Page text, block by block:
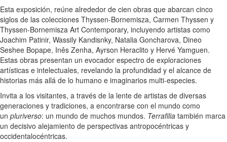
Esta exposición, reúne alrededor de cien obras que abarcan cinco
siglos de las colecciones Thyssen-Bornemisza, Carmen Thyssen y
Thyssen-Bornemisza Art Contemporary, incluyendo artistas como
Joachim Patinir, Wassily Kandisnky, Natalia Goncharova, Dineo
Seshee Bopape, Inês Zenha, Ayrson Heraclito y Hervé Yamguen.
Estas obras presentan un evocador espectro de exploraciones
artísticas e intelectuales, revelando la profundidad y el alcance de
historias más allá de lo humano e imaginarios multi-especies.
Invita a los visitantes, a través de la lente de artistas de diversas
generaciones y tradiciones, a encontrarse con el mundo como
un pluriverso: un mundo de muchos mundos. Terrafilia también marca
un decisivo alejamiento de perspectivas antropocéntricas y
occidentalocéntricas.